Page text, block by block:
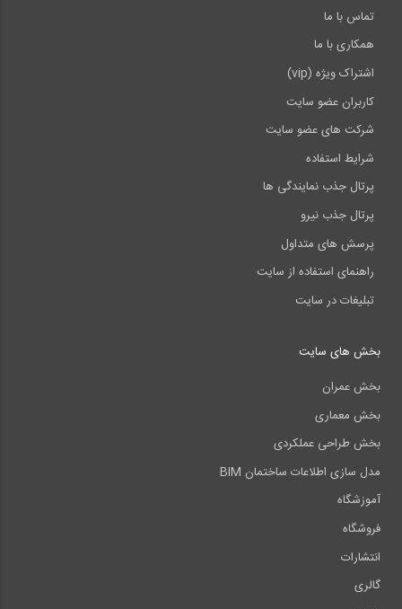
تماس با ما
همکاری با ما
اشتراک ویژه (vip)
کاربران عضو سایت
شرکت های عضو سایت
شرایط استفاده
پرتال جذب نمایندگی ها
پرتال جذب نیرو
پرسش های متداول
راهنمای استفاده از سایت
تبلیغات در سایت
بخش های سایت
بخش عمران
بخش معماری
بخش طراحی عملکردی
مدل سازی اطلاعات ساختمان BIM
آموزشگاه
فروشگاه
انتشارات
گالری